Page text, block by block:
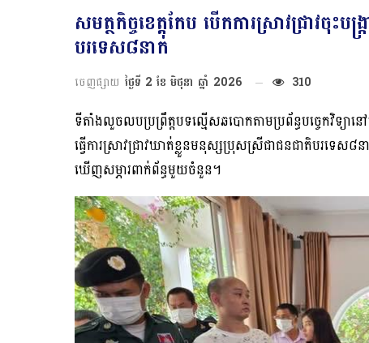
សមត្ថកិច្ចខេត្តកែប បើកការស្រាវជ្រាវចុះ
បរទេស៨នាក់
ចេញផ្សាយ ថ្ងៃទី 2 ខែ មិថុនា ឆ្នាំ 2026 310
ទីតាំងលួចលបប្រព្រឹត្តបទល្មើសឆបោកតាមប្រព័ន្ធបច្ចេកវិទ្យាន
ធើ្វការស្រាវជ្រាវឃាត់ខ្លួនមនុស្សប្រុសស្រីជាជនជាតិបរទ
ឃើញសម្ភារពាក់ព័ន្ធមួយចំនួន។